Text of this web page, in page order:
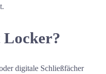
Locker?
digitale Schließfächer